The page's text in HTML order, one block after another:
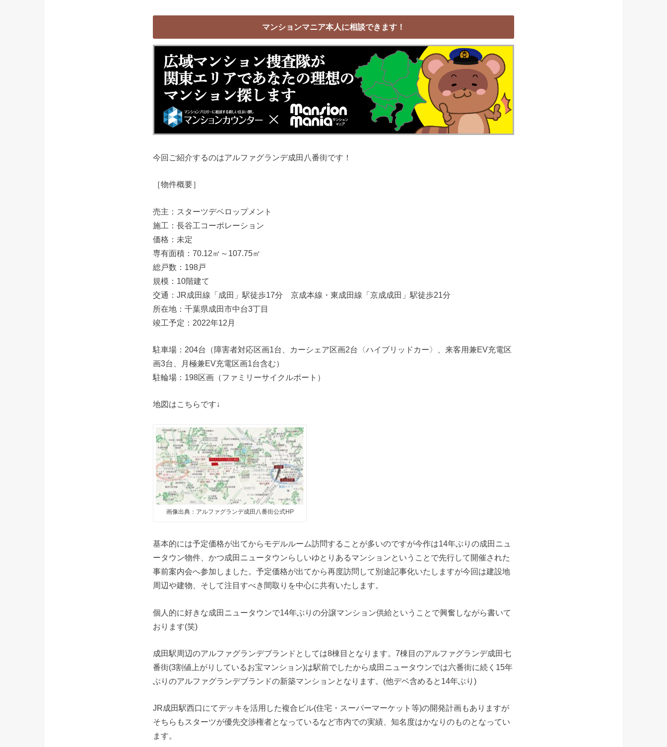
マンションマニア本人に相談できます！
今回ご紹介するのはアルファグランデ成田八番街です！
［物件概要］
売主：スターツデベロップメント
施工：長谷工コーポレーション
価格：未定
専有面積：70.12㎡～107.75㎡
総戸数：198戸
規模：10階建て
交通：JR成田線「成田」駅徒歩17分 京成本線・東成田線「京成成田」駅徒歩21分
所在地：千葉県成田市中台3丁目
竣工予定：2022年12月
駐車場：204台（障害者対応区画1台、カーシェア区画2台〈ハイブリッドカー〉、来客用兼EV充電区
画3台、月極兼EV充電区画1台含む）
駐輪場：198区画（ファミリーサイクルポート）
地図はこちらです↓
画像出典：アルファグランデ成田八番街公式HP
基本的には予定価格が出てからモデルルーム訪問することが多いのですが今作は14年ぶりの成田ニュ
ータウン物件、かつ成田ニュータウンらしいゆとりあるマンションということで先行して開催された
事前案内会へ参加しました。予定価格が出てから再度訪問して別途記事化いたしますが今回は建設地
周辺や建物、そして注目すべき間取りを中心に共有いたします。
個人的に好きな成田ニュータウンで14年ぶりの分譲マンション供給ということで興奮しながら書いて
おります(笑)
成田駅周辺のアルファグランデブランドとしては8棟目となります。7棟目のアルファグランデ成田七
番街(3割値上がりしているお宝マンション)は駅前でしたから成田ニュータウンでは六番街に続く15年
ぶりのアルファグランデブランドの新築マンションとなります。(他デベ含めると14年ぶり)
JR成田駅西口にてデッキを活用した複合ビル(住宅・スーパーマーケット等)の開発計画もありますが
そちらもスターツが優先交渉権者となっているなど市内での実績、知名度はかなりのものとなってい
ます。